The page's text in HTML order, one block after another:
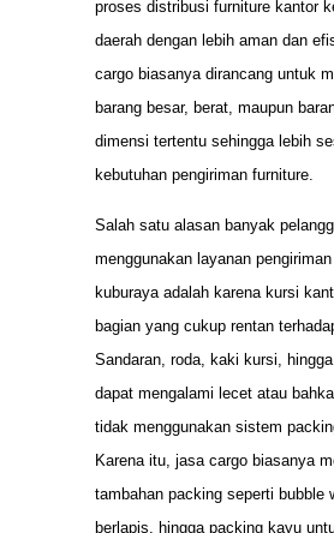
proses distribusi furniture kantor
daerah dengan lebih aman dan
cargo biasanya dirancang untuk
barang besar, berat, maupun
dimensi tertentu sehingga lebih
kebutuhan pengiriman furniture.
Salah satu alasan banyak
menggunakan layanan
kuburaya adalah karena kursi
bagian yang cukup rentan
Sandaran, roda, kaki kursi,
dapat mengalami lecet atau
tidak menggunakan sistem
Karena itu, jasa cargo biasanya
tambahan packing seperti bubble
berlapis, hingga packing kayu